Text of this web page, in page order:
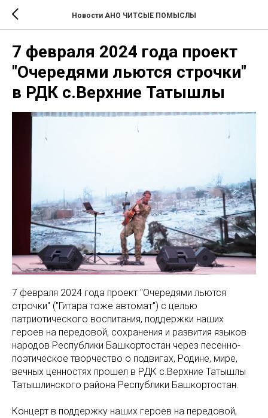
Новости АНО ЧИТСЫЕ ПОМЫСЛЫ
7 февраля 2024 года проект
"Очередями льются строчки"
в РДК с.Верхние Татышлы
7 февраля 2024 года проект "Очередями льются
строчки" ("Гитара тоже автомат") с целью
патриотического воспитания, поддержки наших
героев на передовой, сохранения и развития языков
народов Республики Башкортостан через песенно-
поэтическое творчество о подвигах, Родине, мире,
вечных ценностях прошел в РДК с.Верхние Татышлы
Татышлинского района Республики Башкортостан.
Концерт в поддержку наших героев на передовой,